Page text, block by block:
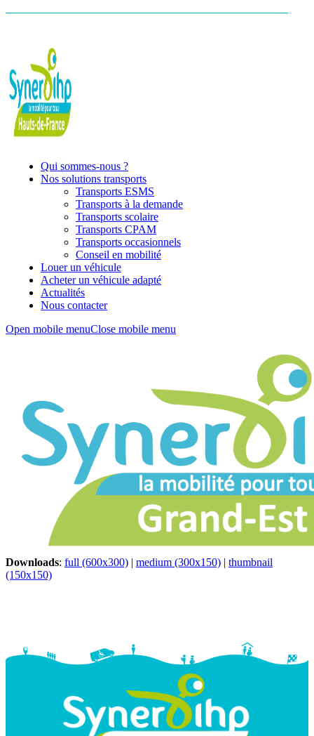
Qui sommes-nous ?
Nos solutions transports
Transports ESMS
Transports à la demande
Transports scolaire
Transports CPAM
Transports occasionnels
Conseil en mobilité
Louer un véhicule
Acheter un véhicule adapté
Actualités
Nous contacter
Open mobile menuClose mobile menu
Downloads: full (600x300) | medium (300x150) | thumbnail
(150x150)